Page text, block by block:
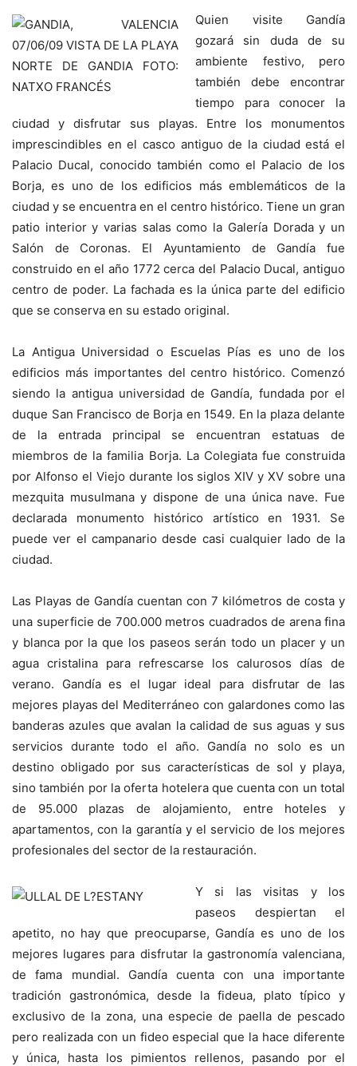
Quien visite Gandía
gozará sin duda de su
ambiente festivo, pero
también debe encontrar
tiempo para conocer la
ciudad y disfrutar sus playas. Entre los monumentos
imprescindibles en el casco antiguo de la ciudad está el
Palacio Ducal, conocido también como el Palacio de los
Borja, es uno de los edificios más emblemáticos de la
ciudad y se encuentra en el centro histórico. Tiene un gran
patio interior y varias salas como la Galería Dorada y un
Salón de Coronas. El Ayuntamiento de Gandía fue
construido en el año 1772 cerca del Palacio Ducal, antiguo
centro de poder. La fachada es la única parte del edificio
que se conserva en su estado original.
La Antigua Universidad o Escuelas Pías es uno de los
edificios más importantes del centro histórico. Comenzó
siendo la antigua universidad de Gandía, fundada por el
duque San Francisco de Borja en 1549. En la plaza delante
de la entrada principal se encuentran estatuas de
miembros de la familia Borja. La Colegiata fue construida
por Alfonso el Viejo durante los siglos XIV y XV sobre una
mezquita musulmana y dispone de una única nave. Fue
declarada monumento histórico artístico en 1931. Se
puede ver el campanario desde casi cualquier lado de la
ciudad.
Las Playas de Gandía cuentan con 7 kilómetros de costa y
una superficie de 700.000 metros cuadrados de arena fina
y blanca por la que los paseos serán todo un placer y un
agua cristalina para refrescarse los calurosos días de
verano. Gandía es el lugar ideal para disfrutar de las
mejores playas del Mediterráneo con galardones como las
banderas azules que avalan la calidad de sus aguas y sus
servicios durante todo el año. Gandía no solo es un
destino obligado por sus características de sol y playa,
sino también por la oferta hotelera que cuenta con un total
de 95.000 plazas de alojamiento, entre hoteles y
apartamentos, con la garantía y el servicio de los mejores
profesionales del sector de la restauración.
Y si las visitas y los
paseos despiertan el
apetito, no hay que preocuparse, Gandía es uno de los
mejores lugares para disfrutar la gastronomía valenciana,
de fama mundial. Gandía cuenta con una importante
tradición gastronómica, desde la fideua, plato típico y
exclusivo de la zona, una especie de paella de pescado
pero realizada con un fideo especial que la hace diferente
y única, hasta los pimientos rellenos, pasando por el